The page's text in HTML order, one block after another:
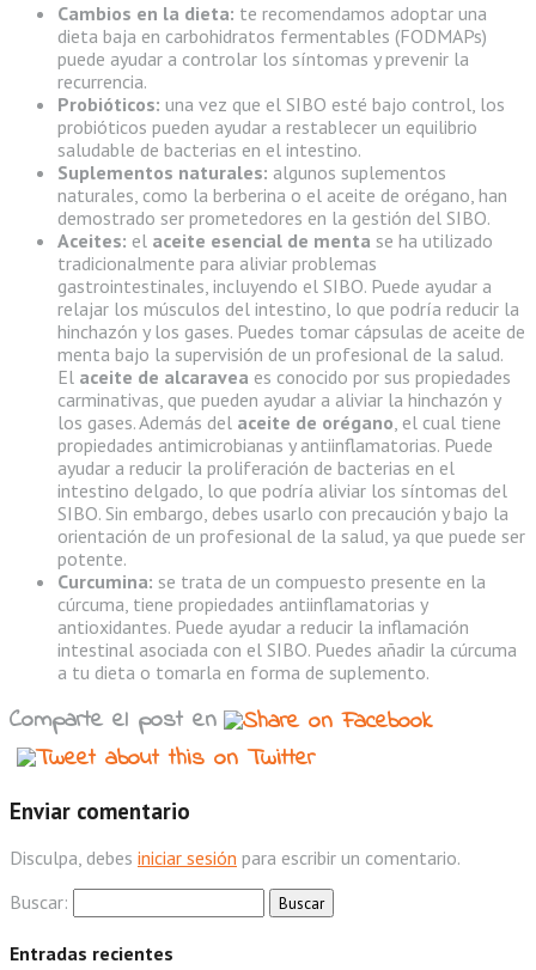
Cambios en la dieta: te recomendamos adoptar una
dieta baja en carbohidratos fermentables (FODMAPs)
puede ayudar a controlar los síntomas y prevenir la
recurrencia.
Probióticos: una vez que el SIBO esté bajo control, los
probióticos pueden ayudar a restablecer un equilibrio
saludable de bacterias en el intestino.
Suplementos naturales: algunos suplementos
naturales, como la berberina o el aceite de orégano, han
demostrado ser prometedores en la gestión del SIBO.
Aceites: el aceite esencial de menta se ha utilizado
tradicionalmente para aliviar problemas
gastrointestinales, incluyendo el SIBO. Puede ayudar a
relajar los músculos del intestino, lo que podría reducir la
hinchazón y los gases. Puedes tomar cápsulas de aceite de
menta bajo la supervisión de un profesional de la salud.
El aceite de alcaravea es conocido por sus propiedades
carminativas, que pueden ayudar a aliviar la hinchazón y
los gases. Además del aceite de orégano, el cual tiene
propiedades antimicrobianas y antiinflamatorias. Puede
ayudar a reducir la proliferación de bacterias en el
intestino delgado, lo que podría aliviar los síntomas del
SIBO. Sin embargo, debes usarlo con precaución y bajo la
orientación de un profesional de la salud, ya que puede ser
potente.
Curcumina: se trata de un compuesto presente en la
cúrcuma, tiene propiedades antiinflamatorias y
antioxidantes. Puede ayudar a reducir la inflamación
intestinal asociada con el SIBO. Puedes añadir la cúrcuma
a tu dieta o tomarla en forma de suplemento.
Comparte el post en
Enviar comentario
Disculpa, debes iniciar sesión para escribir un comentario.
Buscar:
Entradas recientes